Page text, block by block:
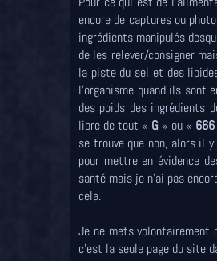
encore de captures ou
ingrédients manipulés
de les relever/consigner
la piste du sel et des
l'organisme quand ils sont
des poids des ingrédients
libre de tout « G » ou « 666
se trouve que non, alors il
pour mettre en évidence
santé mais je n'ai pas
cela.
Je ne mets volontairement
c'est la seule page du site